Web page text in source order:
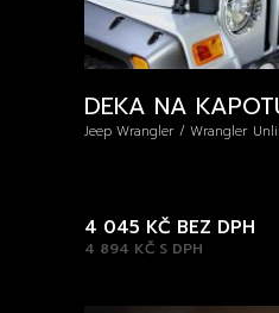
DEKA NA
Jeep Wrangler / Wrangler
4 894 KČ S DPH
4 045 KČ BEZ DPH